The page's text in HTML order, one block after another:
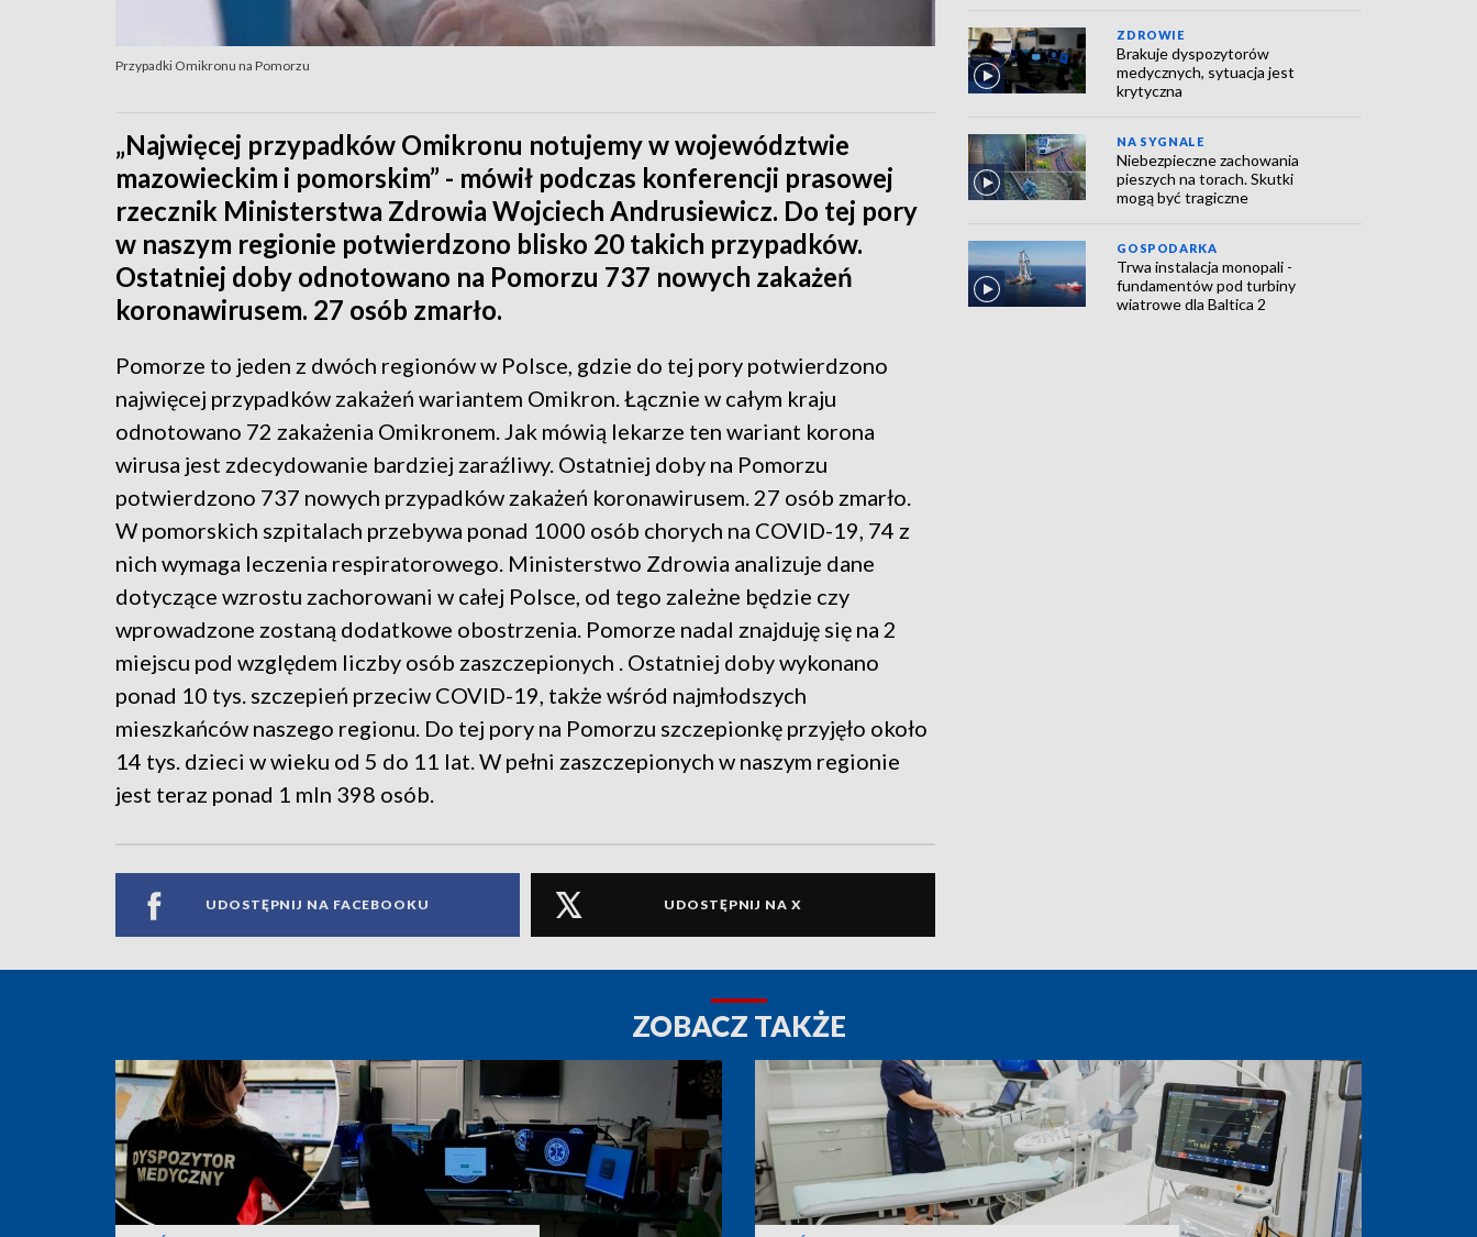
Przypadki Omikronu na Pomorzu
„Najwięcej przypadków Omikronu notujemy w województwie
mazowieckim i pomorskim” - mówił podczas konferencji prasowej
rzecznik Ministerstwa Zdrowia Wojciech Andrusiewicz. Do tej pory
w naszym regionie potwierdzono blisko 20 takich przypadków.
Ostatniej doby odnotowano na Pomorzu 737 nowych zakażeń
koronawirusem. 27 osób zmarło.
Pomorze to jeden z dwóch regionów w Polsce, gdzie do tej pory potwierdzono
najwięcej przypadków zakażeń wariantem Omikron. Łącznie w całym kraju
odnotowano 72 zakażenia Omikronem. Jak mówią lekarze ten wariant korona
wirusa jest zdecydowanie bardziej zaraźliwy. Ostatniej doby na Pomorzu
potwierdzono 737 nowych przypadków zakażeń koronawirusem. 27 osób zmarło.
W pomorskich szpitalach przebywa ponad 1000 osób chorych na COVID-19, 74 z
nich wymaga leczenia respiratorowego. Ministerstwo Zdrowia analizuje dane
dotyczące wzrostu zachorowani w całej Polsce, od tego zależne będzie czy
wprowadzone zostaną dodatkowe obostrzenia. Pomorze nadal znajduję się na 2
miejscu pod względem liczby osób zaszczepionych . Ostatniej doby wykonano
ponad 10 tys. szczepień przeciw COVID-19, także wśród najmłodszych
mieszkańców naszego regionu. Do tej pory na Pomorzu szczepionkę przyjęło około
14 tys. dzieci w wieku od 5 do 11 lat. W pełni zaszczepionych w naszym regionie
jest teraz ponad 1 mln 398 osób.
UDOSTĘPNIJ NA FACEBOOKU UDOSTĘPNIJ NA X
ZDROWIE
Brakuje dyspozytorów
medycznych, sytuacja jest
krytyczna
NA SYGNALE
Niebezpieczne zachowania
pieszych na torach. Skutki
mogą być tragiczne
GOSPODARKA
Trwa instalacja monopali -
fundamentów pod turbiny
wiatrowe dla Baltica 2
ZOBACZ TAKŻE